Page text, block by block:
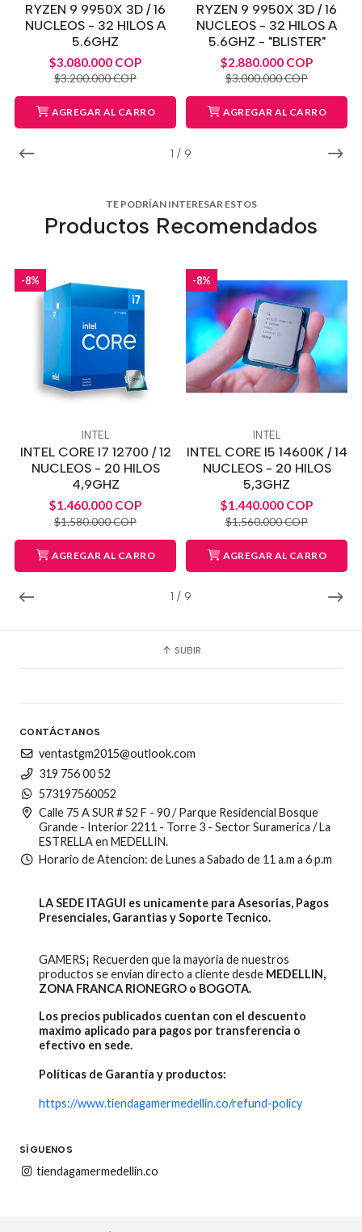
1 / 9
RYZEN 9 9950X 3D / 16
NUCLEOS - 32 HILOS A
5.6GHZ
$3.080.000 COP
$3.200.000 COP
AGREGAR AL CARRO
RYZEN 9 9950X 3D / 16
NUCLEOS - 32 HILOS A
5.6GHZ - "BLISTER"
$2.880.000 COP
$3.000.000 COP
AGREGAR AL CARRO
TE PODRÍAN INTERESAR ESTOS
Productos Recomendados
1 / 9
-8%
INTEL
INTEL CORE I7 12700 / 12
NUCLEOS - 20 HILOS
4,9GHZ
$1.460.000 COP
$1.580.000 COP
AGREGAR AL CARRO
-8%
INTEL
INTEL CORE I5 14600K / 14
NUCLEOS - 20 HILOS
5,3GHZ
$1.440.000 COP
$1.560.000 COP
AGREGAR AL CARRO
SUBIR
CONTÁCTANOS
ventastgm2015@outlook.com
319 756 00 52
573197560052
Calle 75 A SUR # 52 F - 90 / Parque Residencial Bosque
Grande - Interior 2211 - Torre 3 - Sector Suramerica / La
ESTRELLA en MEDELLIN.
Horario de Atencion: de Lunes a Sabado de 11 a.m a 6 p.m
LA SEDE ITAGUI es unicamente para Asesorias, Pagos
Presenciales, Garantias y Soporte Tecnico.
GAMERS¡ Recuerden que la mayoria de nuestros
productos se envian directo a cliente desde MEDELLIN,
ZONA FRANCA RIONEGRO o BOGOTA.
Los precios publicados cuentan con el descuento
maximo aplicado para pagos por transferencia o
efectivo en sede.
Políticas de Garantía y productos:
https://www.tiendagamermedellin.co/refund-policy
SÍGUENOS
tiendagamermedellin.co